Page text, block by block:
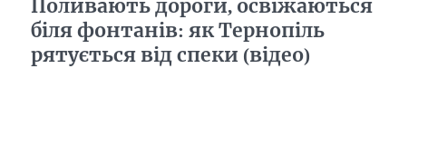
Поливають дороги, освіжаються
біля фонтанів: як Тернопіль
рятується від спеки (відео)